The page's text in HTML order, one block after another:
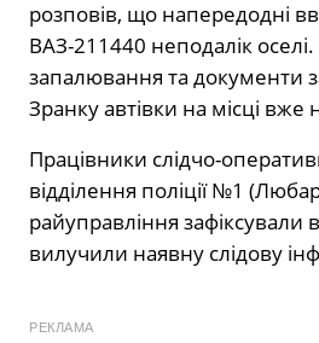
розповів, що напередодні
ВАЗ-211440 неподалік
запалювання та документи
Зранку автівки на місці вже
Працівники слідчо-
відділення поліції №1
райуправління зафіксували
вилучили наявну слідову
РЕКЛАМА